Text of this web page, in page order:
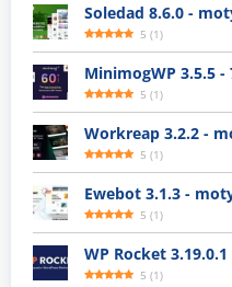
5 (1)
5 (1)
5 (1)
Ewebot 3.1.3 -
5 (1)
5 (1)